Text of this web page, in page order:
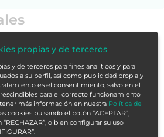
Datos del Paciente es un
diseñado para dotar a los
de las herramientas y
para proteger la información
pacientes.
propias y de terceros
y de terceros para fines analíticos y para
a su perfil, así como publicidad propia y
es el consentimiento, salvo en el
para el correcto funcionamiento
más información en nuestra Política de
cookies pulsando el botón “ACEPTAR”,
o bien configurar su uso